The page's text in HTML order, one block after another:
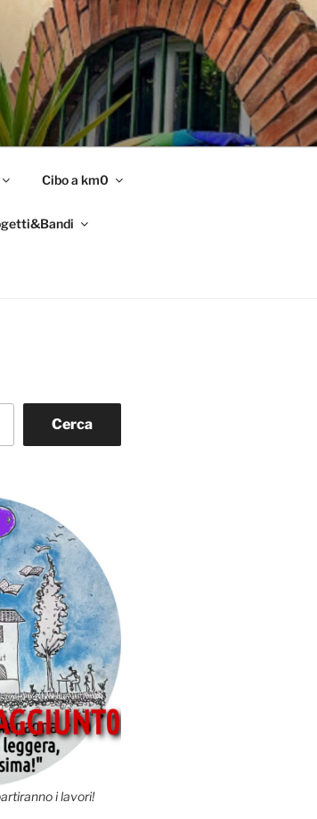
Cibo a km0
Cerca
i lavori!